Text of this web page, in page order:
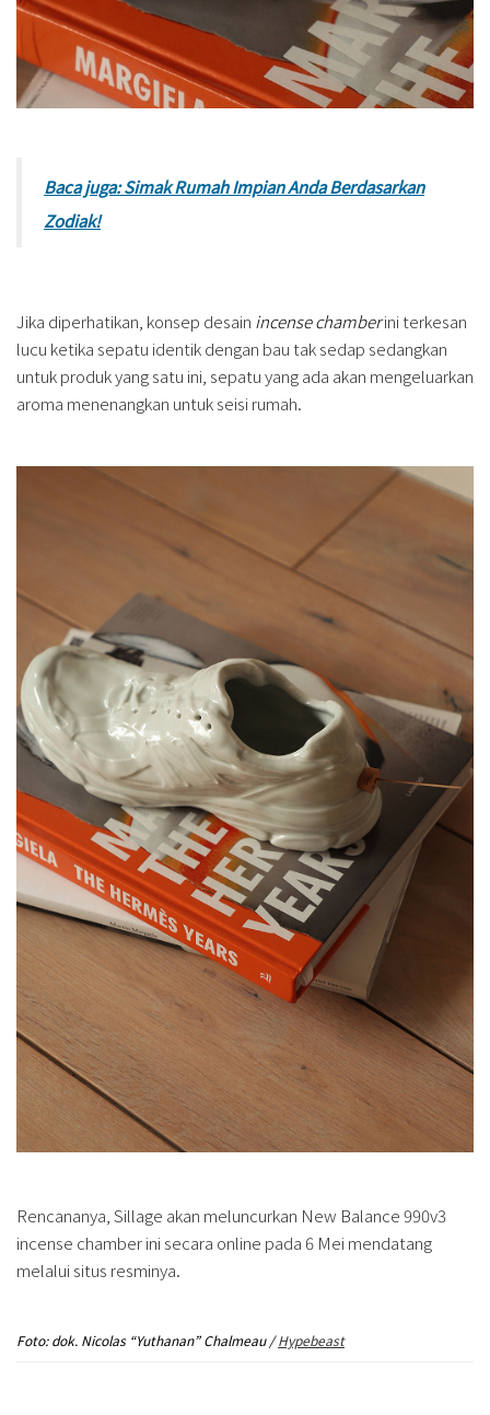
Baca juga: Simak Rumah Impian Anda Berdasarkan
Zodiak!
Jika diperhatikan, konsep desain incensechamberini terkesan
lucu ketika sepatu identik dengan bau tak sedap sedangkan
untuk produk yang satu ini, sepatu yang ada akan mengeluarkan
aroma menenangkan untuk seisi rumah.
Rencananya, Sillage akan meluncurkan New Balance 990v3
incense chamber ini secara online pada 6 Mei mendatang
melalui situs resminya.
Foto: dok. Nicolas “Yuthanan” Chalmeau /Hypebeast